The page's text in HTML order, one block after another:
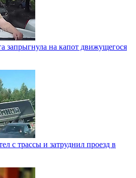
запрыгнула на капот движущегося
с трассы и затруднил проезд в